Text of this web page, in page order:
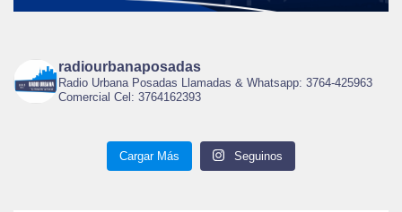
radiourbanaposadas
Radio Urbana Posadas Llamadas & Whatsapp: 3764-425963
Comercial Cel: 3764162393
Cargar Más Seguinos